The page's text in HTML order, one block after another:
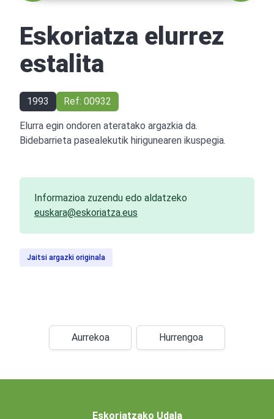
Eskoriatza elurrez
estalita
1993 Ref: 00932
Elurra egin ondoren ateratako argazkia da.
Bidebarrieta pasealekutik hirigunearen ikuspegia.
Informazioa zuzendu edo aldatzeko
euskara@eskoriatza.eus
Jaitsi argazki originala
Aurrekoa Hurrengoa
Eskoriatzako Udala